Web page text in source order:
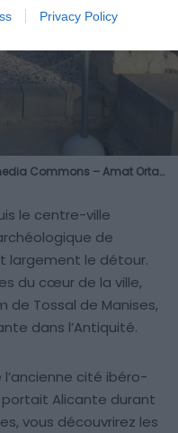
Privacy Policy
Commons – Amat Orta…
le centre-ville
de
largement le détour.
du cœur de la ville,
de Tossal de Manises,
dans l’Antiquité.
cité ibéro-
Alicante durant
vous découvrirez les